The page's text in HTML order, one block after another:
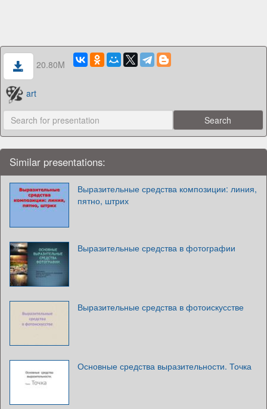
20.80M
art
Similar presentations:
Выразительные средства композиции: линия,
пятно, штрих
Выразительные средства в фотографии
Выразительные средства в фотоискусстве
Основные средства выразительности. Точка